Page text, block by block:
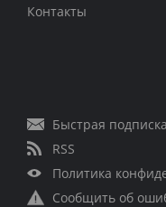
Контакты
Быстрая
RSS
Политика
Сообщить об